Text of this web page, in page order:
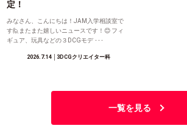
定！
みなさん、こんにちは！JAM入学相談室で
す🙋またまた嬉しいニュースです！😊 フィ
ギュア、玩具などの３DCGモデ ･･･
2026.7.14│3DCGクリエイター科
一覧を見る